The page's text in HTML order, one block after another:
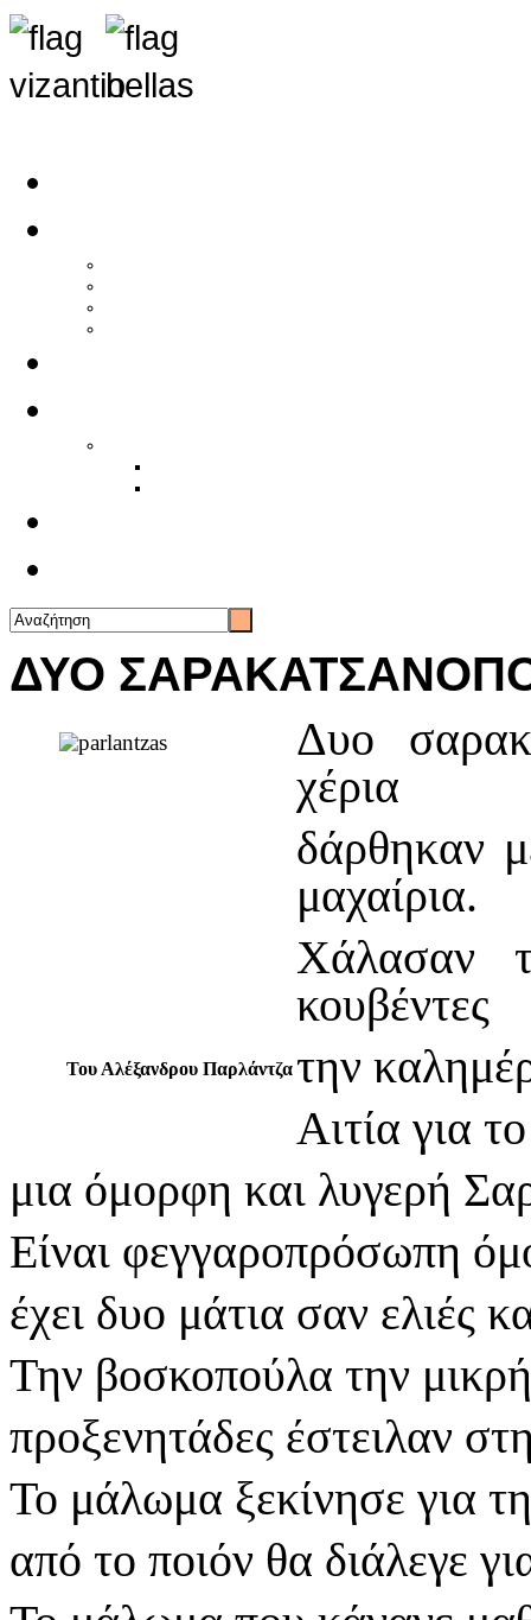
ΔΥΟ
Του Αλέξανδρου Παρλάντζα
Δυο
χέρια
δάρθηκαν
μαχαίρια.
Χάλασαν
κουβέντες
την
Αιτία για
μια όμορφη και λυγερή
Είναι φεγγαροπρόσωπη
έχει δυο μάτια σαν ελιές
Την βοσκοπούλα την
προξενητάδες έστειλαν
Το μάλωμα ξεκίνησε για
από το ποιόν θα διάλεγε